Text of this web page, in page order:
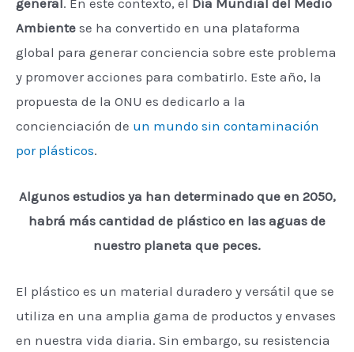
Ambiente se ha convertido en una plataforma
global para generar conciencia sobre este problema
y promover acciones para combatirlo. Este año, la
propuesta de la ONU es dedicarlo a la
concienciación de un mundo sin contaminación
por plásticos.
Algunos estudios ya han determinado que en 2050,
habrá más cantidad de plástico en las aguas de
nuestro planeta que peces.
El plástico es un material duradero y versátil que se
utiliza en una amplia gama de productos y envases
en nuestra vida diaria. Sin embargo, su resistencia